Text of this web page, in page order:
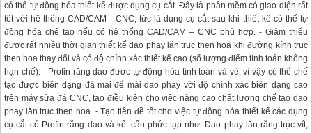
có thể tự động hóa thiết kế được dụng cụ cắt. Đây là phần mềm có giao diện rất
tốt với hệ thống CAD/CAM - CNC, tức là dụng cụ cắt sau khi thiết kế có thể tự
động hóa chế tạo nếu có hệ thống CAD/CAM – CNC phù hợp. - Giảm thiểu
được rất nhiều thời gian thiết kế dao phay lăn trục then hoa khi đường kính trục
then hoa thay đổi và có độ chính xác thiết kế cao (số lượng điểm tính toán không
hạn chế). - Profin răng dao được tự động hóa tính toán và vẽ, vì vậy có thể chế
tạo được biên dạng đá mài để mài dao phay với độ chính xác biên dạng cao
trên máy sửa đá CNC, tạo điều kiện cho việc nâng cao chất lượng chế tạo dao
phay lăn trục then hoa. - Tạo tiền đề tốt cho việc tự động hóa thiết kế các dụng
cụ cắt có Profin răng dao và kết cấu phức tạp như: Dao phay lăn răng trục vít,